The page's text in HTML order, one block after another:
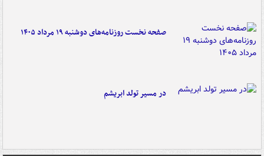
صفحه نخست روزنامه‌های دوشنبه ۱۹ مرداد ۱۴۰۵
در مسیر تولد ابریشم